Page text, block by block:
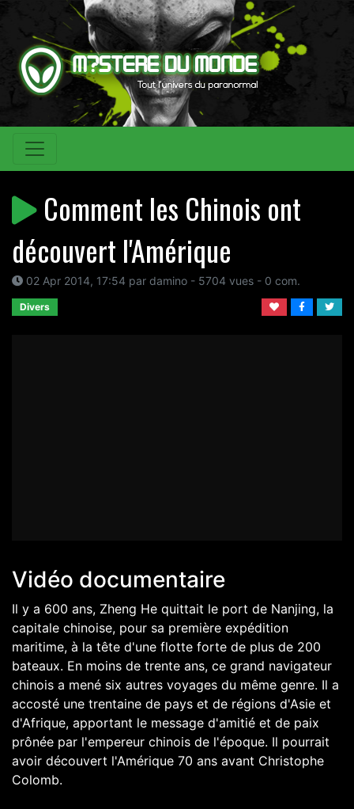
Comment les Chinois ont
découvert l'Amérique
02 Apr 2014, 17:54 par damino - 5704 vues - 0 com.
Divers
Vidéo documentaire
Il y a 600 ans, Zheng He quittait le port de Nanjing, la
capitale chinoise, pour sa première expédition
maritime, à la tête d'une flotte forte de plus de 200
bateaux. En moins de trente ans, ce grand navigateur
chinois a mené six autres voyages du même genre. Il a
accosté une trentaine de pays et de régions d'Asie et
d'Afrique, apportant le message d'amitié et de paix
prônée par l'empereur chinois de l'époque. Il pourrait
avoir découvert l'Amérique 70 ans avant Christophe
Colomb.